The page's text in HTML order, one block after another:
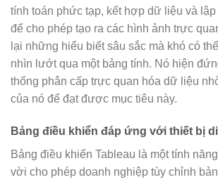
tính toán phức tạp, kết hợp dữ liệu và
để cho phép tạo ra các hình ảnh trực
lại những hiểu biết sâu sắc mà khó có
nhìn lướt qua một bảng tính. Nó hiện
thống phân cấp trực quan hóa dữ liệu
của nó để đạt được mục tiêu này.
Bảng điều khiển đáp ứng với thiết bị
Bảng điều khiển Tableau là một tính
vời cho phép doanh nghiệp tùy chỉnh